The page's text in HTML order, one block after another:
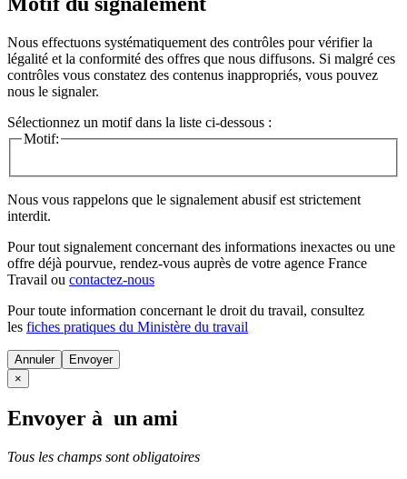
Nous effectuons systématiquement des contrôles pour vérifier la
légalité et la conformité des offres que nous diffusons. Si malgré ces
contrôles vous constatez des contenus inappropriés, vous pouvez
nous le signaler.
Sélectionnez un motif dans la liste ci-dessous :
Motif:
Nous vous rappelons que le signalement abusif est strictement
interdit.
Pour tout signalement concernant des informations inexactes ou une
offre déjà pourvue, rendez-vous auprès de votre agence France
Travail ou contactez-nous
Pour toute information concernant le droit du travail, consultez
les fiches pratiques du Ministère du travail
Annuler
×
Envoyer à un ami
Tous les champs sont obligatoires